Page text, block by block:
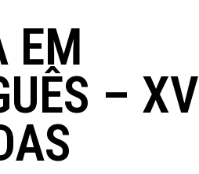
EM
– XV